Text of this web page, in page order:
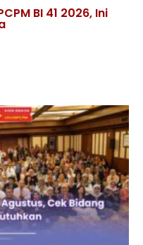
BI 41 2026, Ini